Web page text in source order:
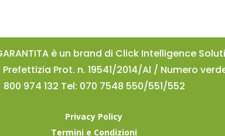
è un brand di Click Intelligence
Prot. n. 19541/2014/Al / Numero
800 974 132 Tel: 070 7548 550/551/552
Privacy Policy
Termini e Condizioni